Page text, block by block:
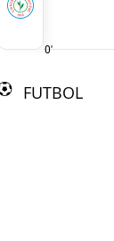
0'
FUTBOL